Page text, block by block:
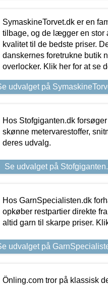
SymaskineTorvet.dk er en
tilbage, og de lægger en
kvalitet til de bedste priser.
danskernes foretrukne butik
overlocker. Klik her for at se
udvalget på
Hos Stofgiganten.dk
skønne metervarestoffer,
deres udvalg.
Se udvalget på
Hos GarnSpecialisten.dk
opkøber restpartier direkte
altid garn til skarpe priser.
udvalget på
Önling.com tror på klassisk